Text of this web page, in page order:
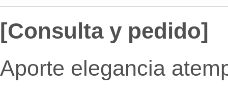
[Consulta y pedido]
Aporte elegancia